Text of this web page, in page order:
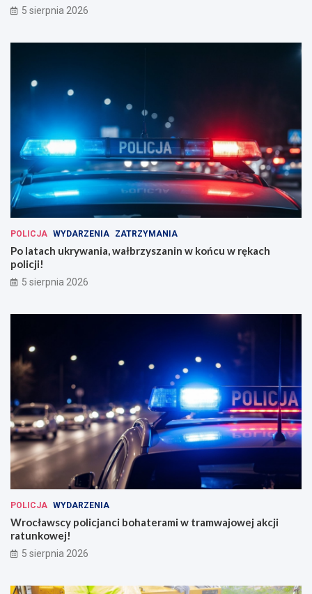
5 sierpnia 2026
POLICJA WYDARZENIA ZATRZYMANIA
Po latach ukrywania, wałbrzyszanin w końcu w rękach
policji!
5 sierpnia 2026
POLICJA WYDARZENIA
Wrocławscy policjanci bohaterami w tramwajowej akcji
ratunkowej!
5 sierpnia 2026